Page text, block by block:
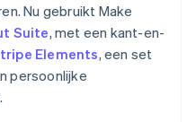
Nu gebruikt Make
Suite, met een kant-en-
Elements, een set
persoonlijke